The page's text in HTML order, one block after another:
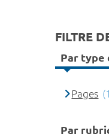
FILTRE
Par type
Pages
Par